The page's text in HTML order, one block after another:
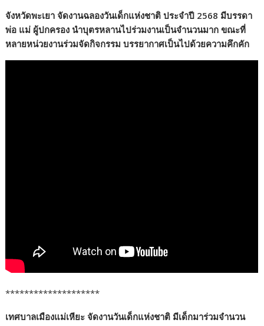
จังหวัดพะเยา จัดงานฉลองวันเด็กแห่งชาติ ประจำปี 2568 มีบรรดา
พ่อ แม่ ผู้ปกครอง นำบุตรหลานไปร่วมงานเป็นจำนวนมาก ขณะที่
หลายหน่วยงานร่วมจัดกิจกรรม บรรยากาศเป็นไปด้วยความคึกคัก
********************
เทศบาลเมืองแม่เหียะ จัดงานวันเด็กแห่งชาติ มีเด็กมาร่วมจำนวน